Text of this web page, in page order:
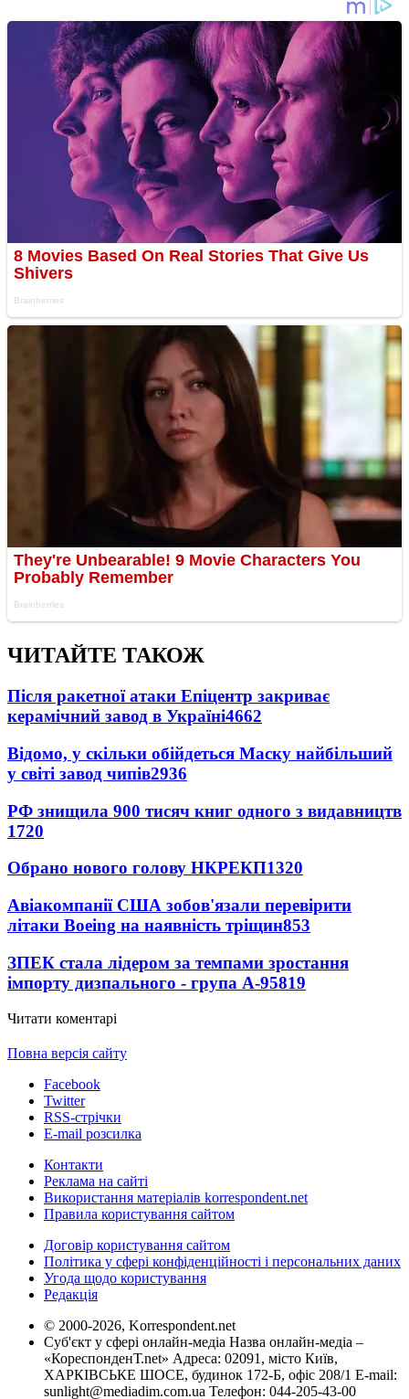
ЧИТАЙТЕ ТАКОЖ
Після ракетної атаки Епіцентр закриває
керамічний завод в Україні4662
Відомо, у скільки обійдеться Маску найбільший
у світі завод чипів2936
РФ знищила 900 тисяч книг одного з видавництв
1720
Обрано нового голову НКРЕКП1320
Авіакомпанії США зобов'язали перевірити
літаки Boeing на наявність тріщин853
ЗПЕК стала лідером за темпами зростання
імпорту дизпального - група А-95819
Читати коментарі
Повна версія сайту
Facebook
Twitter
RSS-стрічки
E-mail розсилка
Контакти
Реклама на сайті
Використання матеріалів korrespondent.net
Правила користування сайтом
Договір користування сайтом
Політика у сфері конфіденційності і персональних даних
Угода щодо користування
Редакція
© 2000-2026, Korrespondent.net
Суб'єкт у сфері онлайн-медіа Назва онлайн-медіа –
«КореспонденТ.net» Адреса: 02091, місто Київ,
ХАРКІВСЬКЕ ШОСЕ, будинок 172-Б, офіс 208/1 E-mail:
sunlight@mediadim.com.ua Телефон: 044-205-43-00